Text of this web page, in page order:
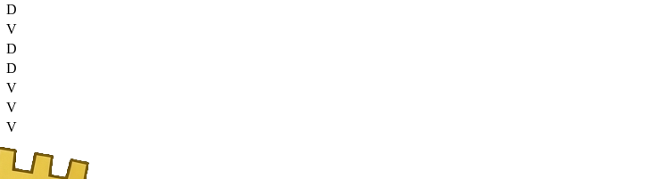
D
V
D
D
V
V
V